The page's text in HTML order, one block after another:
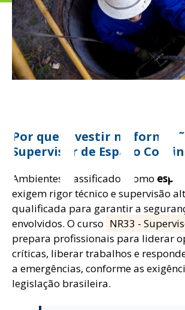
Por que investir na
Supervisor de Espaço
Ambientes classificados como
exigem rigor técnico e supervisão
qualificada para garantir a
envolvidos. O curso NR33 -
prepara profissionais para liderar
críticas, liberar trabalhos e
a emergências, conforme as
legislação brasileira.